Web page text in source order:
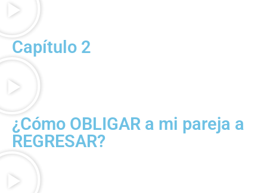
Capítulo 2
¿Cómo OBLIGAR a mi pareja a
REGRESAR?